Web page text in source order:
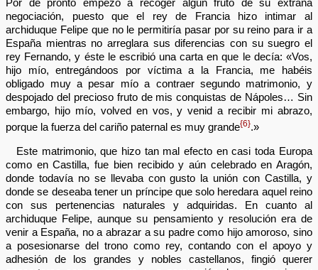
Por de pronto empezó a recoger algún fruto de su extraña
negociación, puesto que el rey de Francia hizo intimar al
archiduque Felipe que no le permitiría pasar por su reino para ir a
España mientras no arreglara sus diferencias con su suegro el
rey Fernando, y éste le escribió una carta en que le decía: «Vos,
hijo mío, entregándoos por víctima a la Francia, me habéis
obligado muy a pesar mío a contraer segundo matrimonio, y
despojado del precioso fruto de mis conquistas de Nápoles… Sin
embargo, hijo mío, volved en vos, y venid a recibir mi abrazo,
porque la fuerza del cariño paternal es muy grande{6}.»
Este matrimonio, que hizo tan mal efecto en casi toda Europa
como en Castilla, fue bien recibido y aún celebrado en Aragón,
donde todavía no se llevaba con gusto la unión con Castilla, y
donde se deseaba tener un príncipe que solo heredara aquel reino
con sus pertenencias naturales y adquiridas. En cuanto al
archiduque Felipe, aunque su pensamiento y resolución era de
venir a España, no a abrazar a su padre como hijo amoroso, sino
a posesionarse del trono como rey, contando con el apoyo y
adhesión de los grandes y nobles castellanos, fingió querer